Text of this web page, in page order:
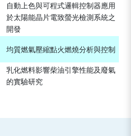
自動上色與可程式邏輯控制器應用
於太陽能晶片電致螢光檢測系統之
開發
均質燃氣壓縮點火燃燒分析與控制
乳化燃料影響柴油引擎性能及廢氣
的實驗研究